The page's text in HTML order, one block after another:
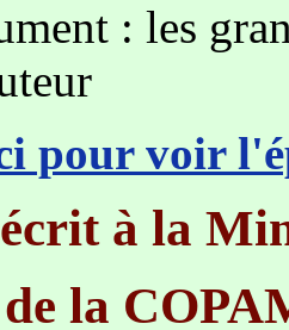
: les
pour voir
à la
la